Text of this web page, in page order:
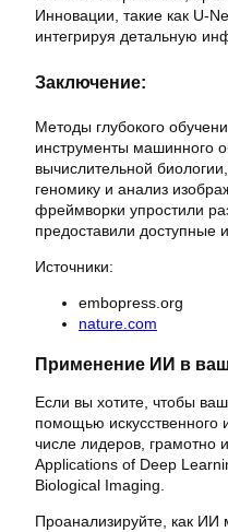
Инновации, такие как U-
интегрируя детальную
Заключение:
Методы глубокого
инструменты машинного
вычислительной
геномику и анализ
фреймворки упростили
предоставили доступные
Источники:
embopress.org
nature.com
Применение ИИ в
Если вы хотите, чтобы
помощью искусственного
числе лидеров, грамотно
Applications of Deep
Biological Imaging.
Проанализируйте, как ИИ